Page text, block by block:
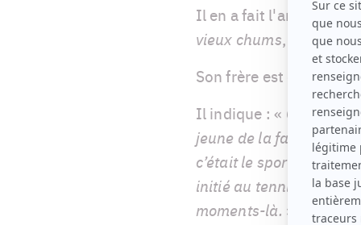
Il en a fait l'annonce
vieux chums, dans
Son frère est décédé
Il indique : « C’est
jeune de la famille,
c’était le sportif de la
initié au tennis, au
moments-là. »